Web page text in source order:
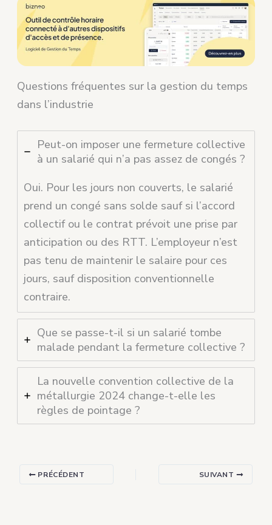
Questions fréquentes sur la gestion du temps
dans l’industrie
Peut-on imposer une fermeture collective
à un salarié qui n’a pas assez de congés ?
Oui. Pour les jours non couverts, le salarié
prend un congé sans solde sauf si l’accord
collectif ou le contrat prévoit une prise par
anticipation ou des RTT. L’employeur n’est
pas tenu de maintenir le salaire pour ces
jours, sauf disposition conventionnelle
contraire.
Que se passe-t-il si un salarié tombe
malade pendant la fermeture collective ?
La nouvelle convention collective de la
métallurgie 2024 change-t-elle les
règles de pointage ?
PRÉCÉDENT SUIVANT